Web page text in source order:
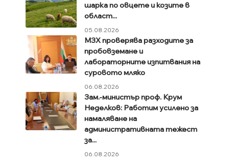
шарка по овцете и козите в
област...
05.08.2026
МЗХ проверява разходите за
пробовземане и
лабораторните изпитвания на
суровото мляко
06.08.2026
Зам.-министър проф. Крум
Неделков: Работим усилено за
намаляване на
административната тежест
за...
06.08.2026